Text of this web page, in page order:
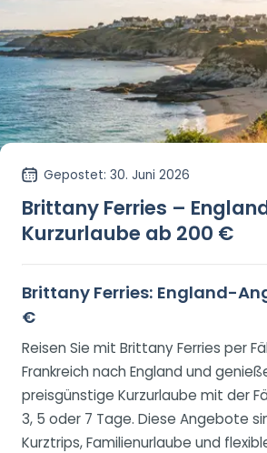
Gepostet: 30. Juni 2026
Brittany Ferries –
Kurzurlaube ab 200 €
Brittany Ferries: England-
€
Reisen Sie mit Brittany Ferries per
Frankreich nach England und
preisgünstige Kurzurlaube mit der
3, 5 oder 7 Tage. Diese Angebote
Kurztrips, Familienurlaube und